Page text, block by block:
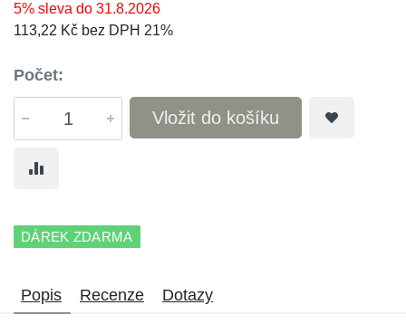
5% sleva do 31.8.2026
113,22 Kč bez DPH 21%
Počet:
Vložit do košíku
DÁREK ZDARMA
Popis Recenze Dotazy